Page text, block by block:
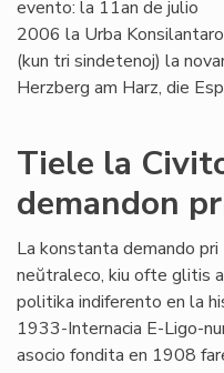
evento: la 11an de julio
2006 la Urba
(kun tri sindetenoj) la
Herzberg am Harz, die
Tiele la
demandon
La konstanta demando pri
neŭtraleco, kiu ofte glitis
politika indiferento en la
1933-Internacia E-Ligo-
asocio fondita en 1908